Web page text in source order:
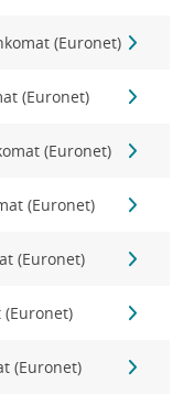
(Euronet)
(Euronet)
(Euronet)
(Euronet)
(Euronet)
(Euronet)
(Euronet)